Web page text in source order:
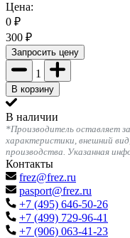
Цена:
0 ₽
300 ₽
Запросить цену
1
В корзину
В наличии
*Производитель оставляет
характеристики, внешний
производства. Указанная
Контакты
frez@frez.ru
pasport@frez.ru
+7 (495) 646-50-26
+7 (499) 729-96-41
+7 (906) 063-41-23